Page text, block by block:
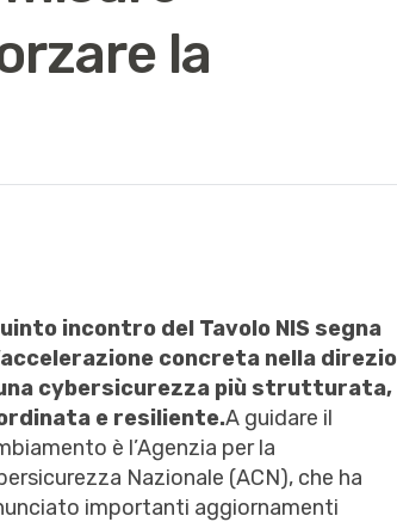
la
incontro del Tavolo NIS segna
concreta nella
cybersicurezza più strutturata,
e resiliente.A guidare il
è l’Agenzia per la
Nazionale (ACN), che ha
importanti aggiornamenti